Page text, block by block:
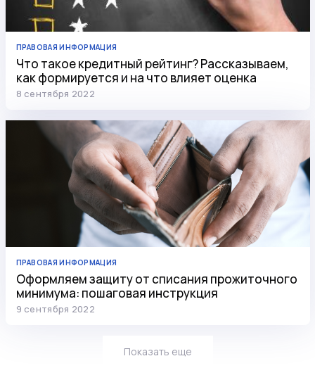
ПРАВОВАЯ ИНФОРМАЦИЯ
Что такое кредитный рейтинг? Рассказываем,
как формируется и на что влияет оценка
8 сентября 2022
ПРАВОВАЯ ИНФОРМАЦИЯ
Оформляем защиту от списания прожиточного
минимума: пошаговая инструкция
9 сентября 2022
Показать еще